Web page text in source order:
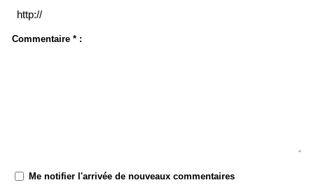
Commentaire * :
Me notifier l'arrivée de nouveaux commentaires